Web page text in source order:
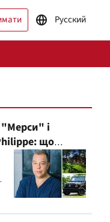
Русский
і
що
декларацій
кардіоцентру
каже НАЗК?